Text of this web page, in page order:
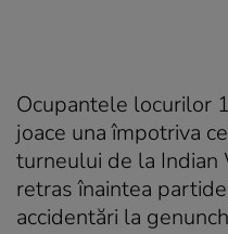
Ocupantele locurilor
joace una împotriva
turneului de la
retras înaintea
accidentări la